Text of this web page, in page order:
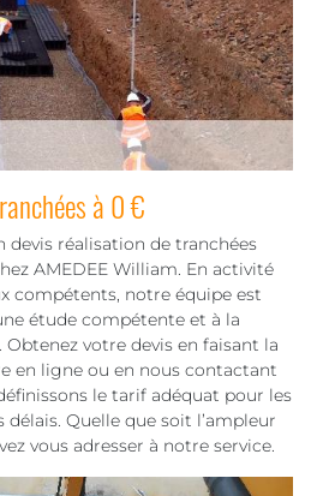
à 0 €
réalisation de tranchées
AMEDEE William. En activité
compétents, notre équipe est
étude compétente et à la
votre devis en faisant la
en ligne ou en nous contactant
le tarif adéquat pour les
Quelle que soit l’ampleur
vous adresser à notre service.